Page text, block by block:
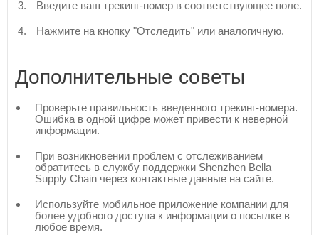
Введите ваш трекинг-номер в соответствующее поле.
Нажмите на кнопку "Отследить" или аналогичную.
Дополнительные советы
Проверьте правильность введенного трекинг-номера.
Ошибка в одной цифре может привести к неверной
информации.
При возникновении проблем с отслеживанием
обратитесь в службу поддержки Shenzhen Bella
Supply Chain через контактные данные на сайте.
Используйте мобильное приложение компании для
более удобного доступа к информации о посылке в
любое время.